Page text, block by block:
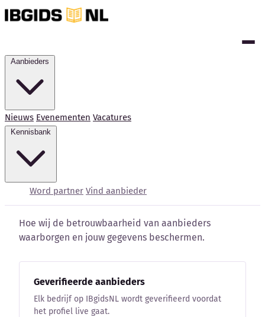
Nieuws Evenementen Vacatures
Word partner Vind aanbieder
Blog
Bedrijfsupdates
Trust Center
Hoe wij de betrouwbaarheid van aanbieders
waarborgen en jouw gegevens beschermen.
Geverifieerde aanbieders
Elk bedrijf op IBgidsNL wordt geverifieerd voordat
het profiel live gaat.